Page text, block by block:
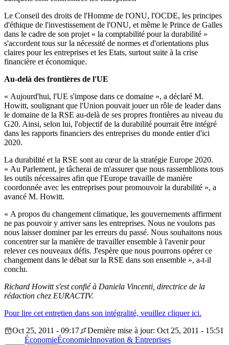
Le Conseil des droits de l'Homme de l'ONU, l'OCDE, les principes
d'éthique de l'investissement de l'ONU, et même le Prince de Galles
dans le cadre de son projet « la comptabilité pour la durabilité »
s'accordent tous sur la nécessité de normes et d'orientations plus
claires pour les entreprises et les Etats, surtout suite à la crise
financière et économique.
Au-delà des frontières de l'UE
« Aujourd'hui, l'UE s'impose dans ce domaine », a déclaré M.
Howitt, soulignant que l'Union pouvait jouer un rôle de leader dans
le domaine de la RSE au-delà de ses propres frontières au niveau du
G20. Ainsi, selon lui, l'objectif de la durabilité pourrait être intégré
dans les rapports financiers des entreprises du monde entier d'ici
2020.
La durabilité et la RSE sont au cœur de la stratégie Europe 2020.
« Au Parlement, je tâcherai de m'assurer que nous rassemblions tous
les outils nécessaires afin que l'Europe travaille de manière
coordonnée avec les entreprises pour promouvoir la durabilité », a
avancé M. Howitt.
« A propos du changement climatique, les gouvernements affirment
ne pas pouvoir y arriver sans les entreprises. Nous ne voulons pas
nous laisser dominer par les erreurs du passé. Nous souhaitons nous
concentrer sur la manière de travailler ensemble à l'avenir pour
relever ces nouveaux défis. J'espère que nous pourrons opérer ce
changement dans le débat sur la RSE dans son ensemble », a-t-il
conclu.
Richard Howitt s'est confié à Daniela Vincenti, directrice de la
rédaction chez EURACTIV.
Pour lire cet entretien dans son intégralité, veuillez cliquer ici.
Oct 25, 2011 - 09:17
Dernière mise à jour: Oct 25, 2011 - 15:51
ÉconomieÉconomieInnovation & Entreprises